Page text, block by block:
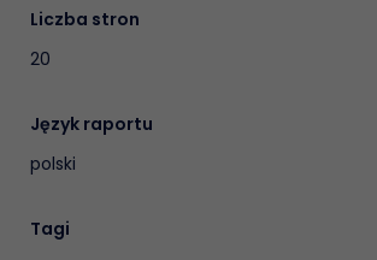
Liczba stron
20
Język raportu
polski
Tagi